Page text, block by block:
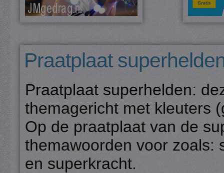
Praatplaat
Praatplaat superhelden:
themagericht met kleuters
Op de praatplaat van de
themawoorden voor zoals:
en superkracht.